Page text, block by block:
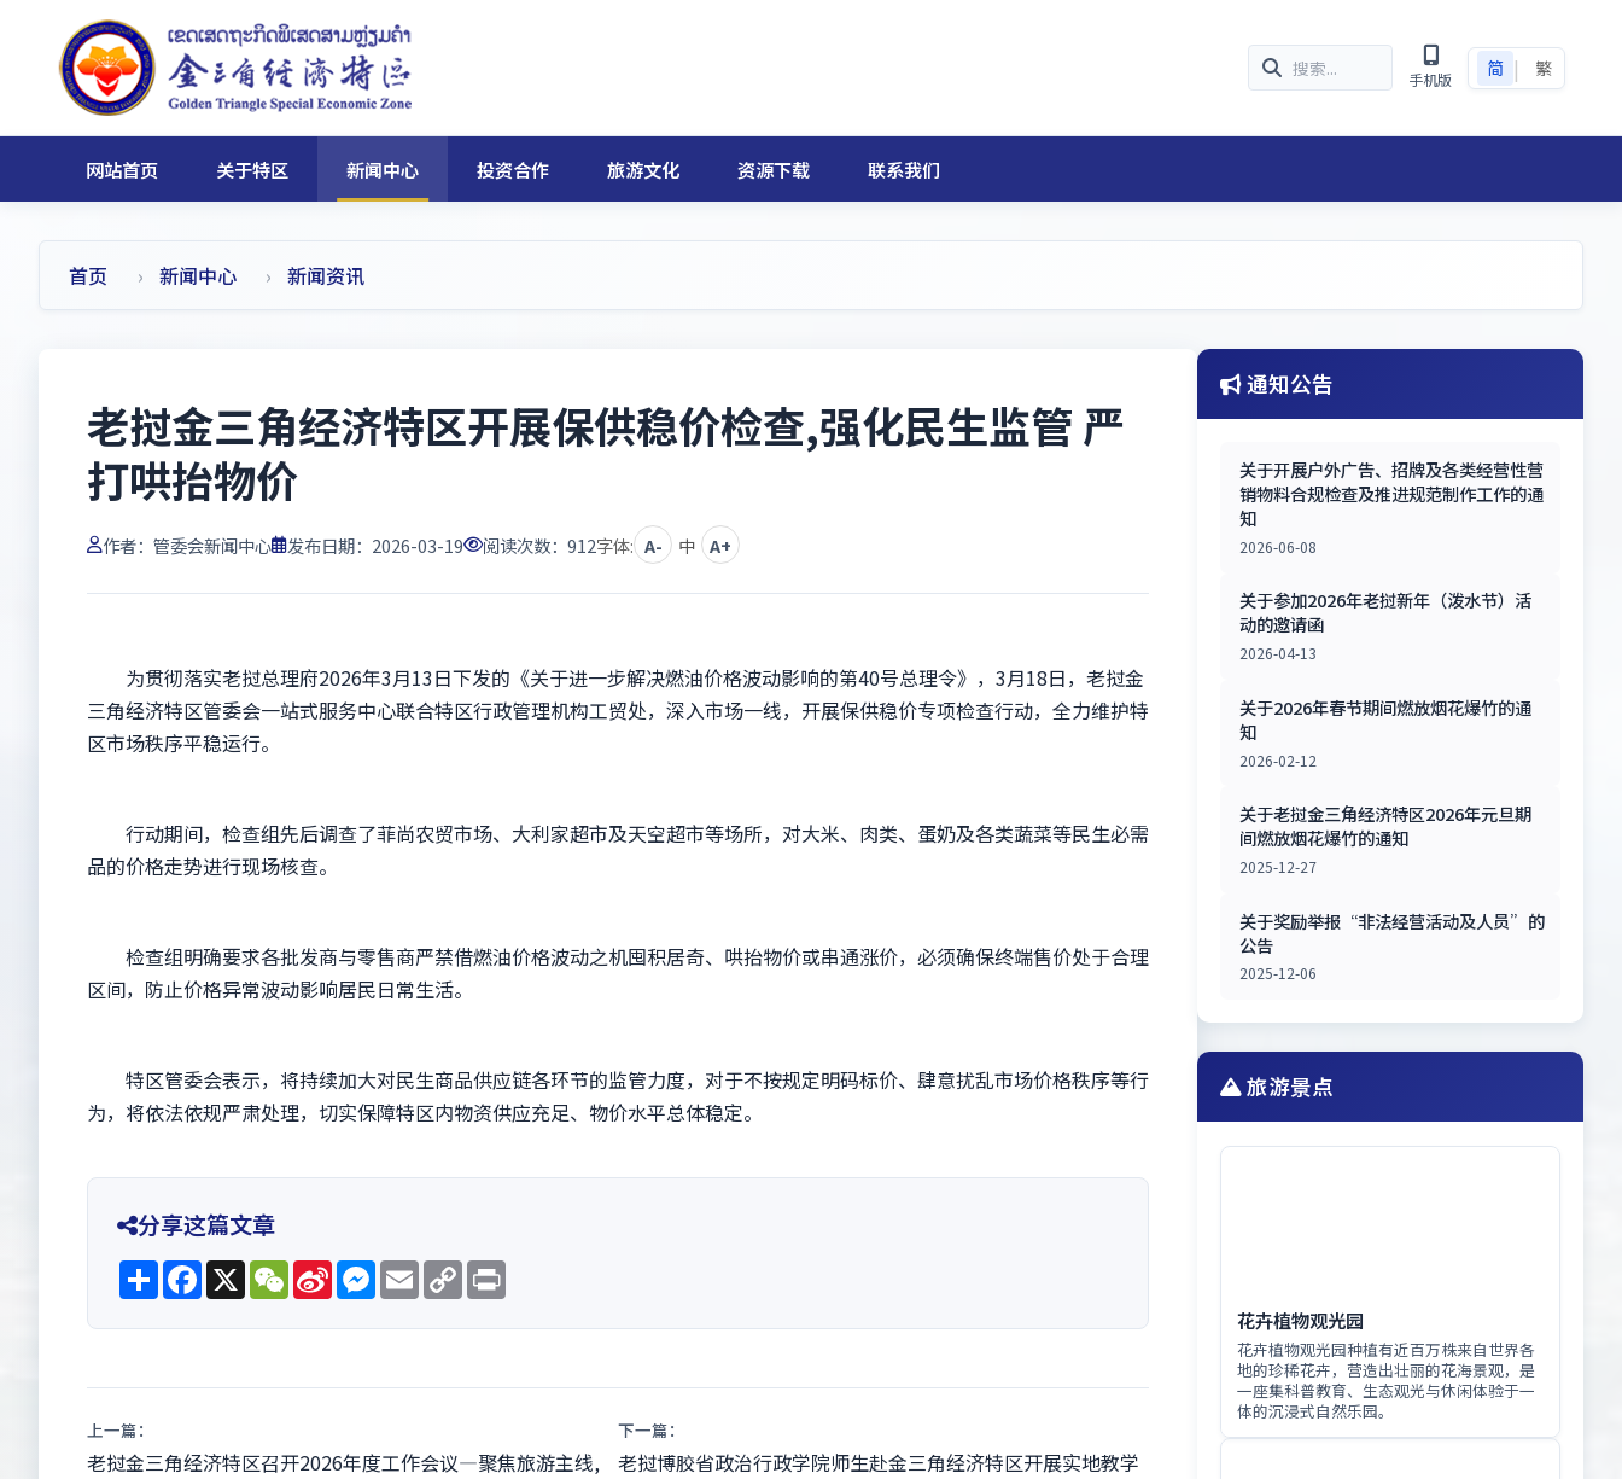
手机版
简 | 繁
网站首页 关于特区 新闻中心 投资合作 旅游文化 资源下载 联系我们
首页 新闻中心 新闻资讯
老挝金三角经济特区开展保供稳价检查,强化民生监管 严
打哄抬物价
作者： 管委会新闻中心 发布日期：2026-03-19 阅读次数： 912字体: A- 中 A+
为贯彻落实老挝总理府2026年3月13日下发的《关于进一步解决燃油价格波动影响的第40号总理令》，3月18日，老挝金
三角经济特区管委会一站式服务中心联合特区行政管理机构工贸处，深入市场一线，开展保供稳价专项检查行动，全力维护特
区市场秩序平稳运行。
行动期间，检查组先后调查了菲尚农贸市场、大利家超市及天空超市等场所，对大米、肉类、蛋奶及各类蔬菜等民生必需
品的价格走势进行现场核查。
检查组明确要求各批发商与零售商严禁借燃油价格波动之机囤积居奇、哄抬物价或串通涨价，必须确保终端售价处于合理
区间，防止价格异常波动影响居民日常生活。
特区管委会表示，将持续加大对民生商品供应链各环节的监管力度，对于不按规定明码标价、肆意扰乱市场价格秩序等行
为，将依法依规严肃处理，切实保障特区内物资供应充足、物价水平总体稳定。
分享这篇文章
ShareFacebook
X WeChat
Sina
Weibo
Messenger
EmailCopy
Link
上一篇：
老挝金三角经济特区召开2026年度工作会议—聚焦旅游主线,
下一篇：
老挝博胶省政治行政学院师生赴金三角经济特区开展实地教学
通知公告
关于开展户外广告、招牌及各类经营性营
销物料合规检查及推进规范制作工作的通
知
2026-06-08
关于参加2026年老挝新年（泼水节）活
动的邀请函
2026-04-13
关于2026年春节期间燃放烟花爆竹的通
知
2026-02-12
关于老挝金三角经济特区2026年元旦期
间燃放烟花爆竹的通知
2025-12-27
关于奖励举报“非法经营活动及人员”的
公告
2025-12-06
旅游景点
花卉植物观光园
花卉植物观光园种植有近百万株来自世界各
地的珍稀花卉，营造出壮丽的花海景观，是
一座集科普教育、生态观光与休闲体验于一
体的沉浸式自然乐园。